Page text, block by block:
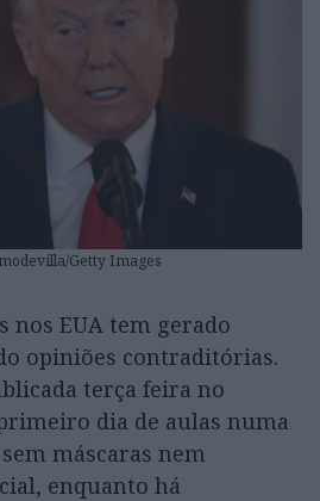
Getty Images
nos EUA tem gerado
opiniões contraditórias.
terça feira no
dia de aulas numa
máscaras nem
enquanto há